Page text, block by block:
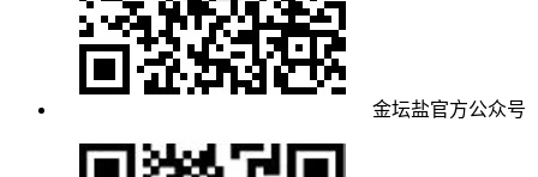
金坛盐官方公众号